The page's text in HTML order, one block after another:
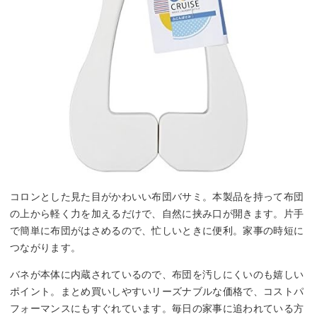
コロンとした見た目がかわいい布団バサミ。本製品を持って布団
の上から軽く力を加えるだけで、自然に挟み口が開きます。片手
で簡単に布団がはさめるので、忙しいときに便利。家事の時短に
つながります。
バネが本体に内蔵されているので、布団を汚しにくいのも嬉しい
ポイント。まとめ買いしやすいリーズナブルな価格で、コストパ
フォーマンスにもすぐれています。毎日の家事に追われている方